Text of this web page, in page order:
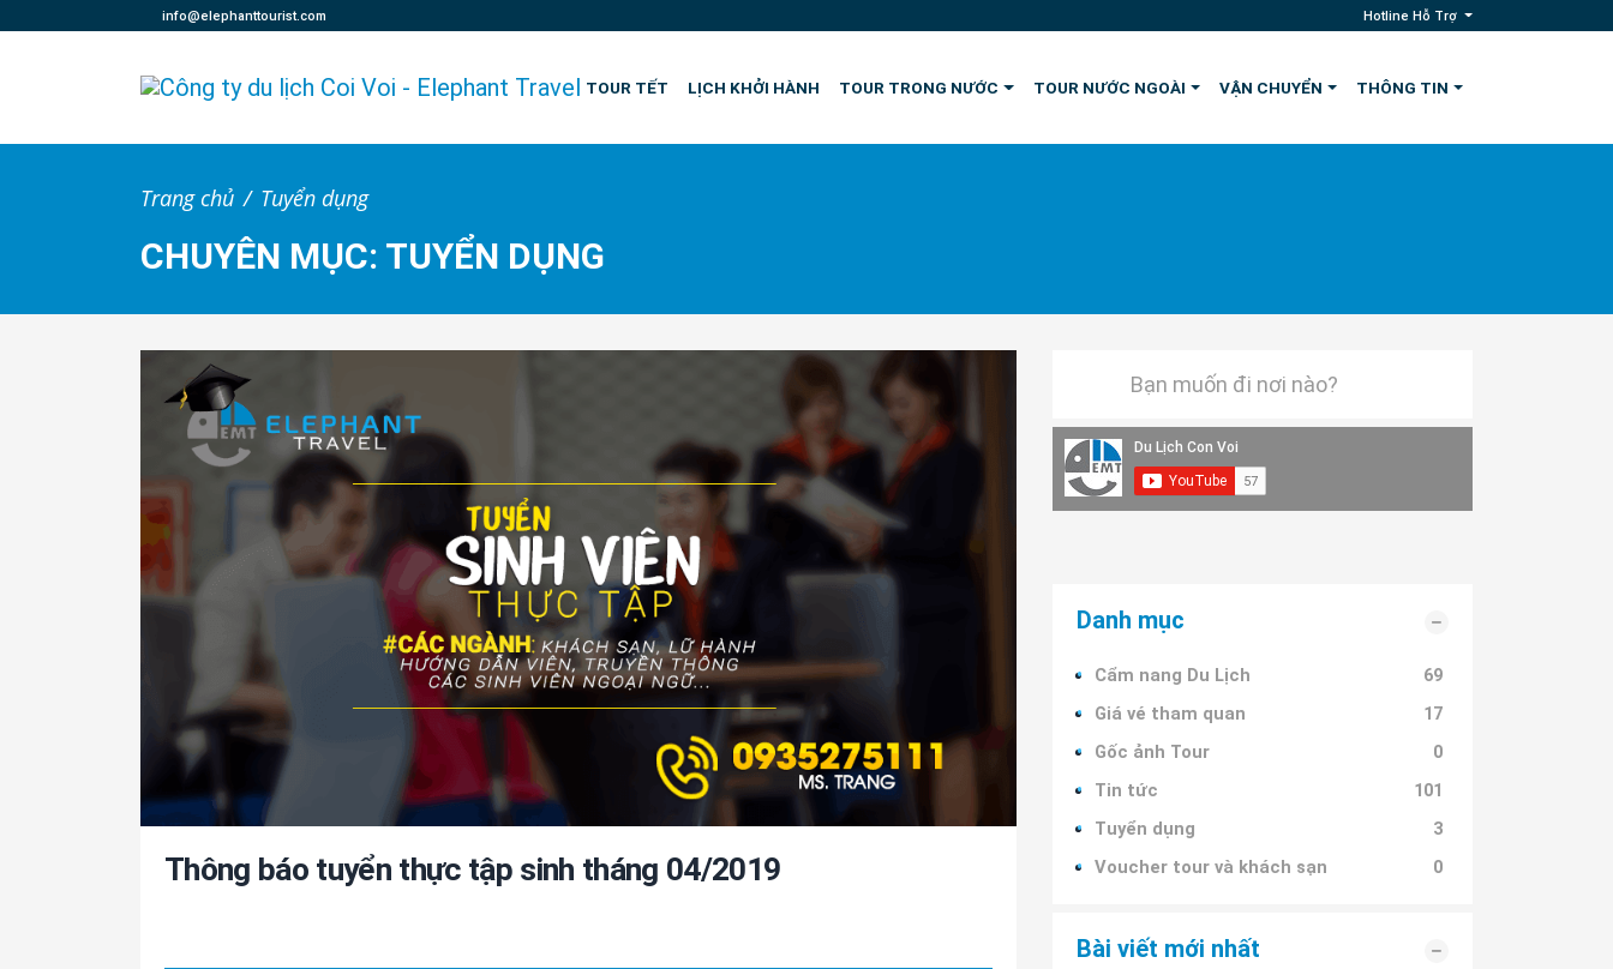
info@elephanttourist.com Hotline Hỗ Trợ
TOUR TẾT LỊCH KHỞI HÀNH TOUR TRONG NƯỚC TOUR NƯỚC NGOÀI VẬN CHUYỂN THÔNG TIN
Trang chủ Tuyển dụng
CHUYÊN MỤC: TUYỂN DỤNG
Thông báo tuyển thực tập sinh tháng 04/2019
Danh mục
Cẩm nang Du Lịch
69
Giá vé tham quan
17
Gốc ảnh Tour
0
Tin tức
101
Tuyển dụng
3
Voucher tour và khách sạn
0
Bài viết mới nhất